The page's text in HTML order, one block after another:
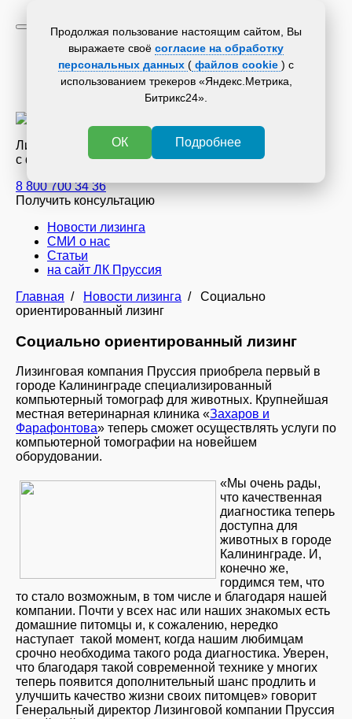
Новости лизинга
СМИ о нас
Статьи
на сайт ЛК Пруссия
Лизинговая компания
с филиалами по всей России
8 800 700 34 36
Получить консультацию
Новости лизинга
СМИ о нас
Статьи
на сайт ЛК Пруссия
Главная / Новости лизинга / Социально
ориентированный лизинг
Социально ориентированный лизинг
Лизинговая компания Пруссия приобрела первый в
городе Калининграде специализированный
компьютерный томограф для животных. Крупнейшая
местная ветеринарная клиника «Захаров и
Фарафонтова» теперь сможет осуществлять услуги по
компьютерной томографии на новейшем
оборудовании.
«Мы очень рады,
что качественная
диагностика теперь
доступна для
животных в городе
Калининграде. И,
конечно же,
гордимся тем, что
то стало возможным, в том числе и благодаря нашей
компании. Почти у всех нас или наших знакомых есть
домашние питомцы и, к сожалению, нередко
наступает такой момент, когда нашим любимцам
срочно необходима такого рода диагностика. Уверен,
что благодаря такой современной технике у многих
теперь появится дополнительный шанс продлить и
улучшить качество жизни своих питомцев» говорит
Генеральный директор Лизинговой компании Пруссия
Продолжая пользование настоящим сайтом, Вы
выражаете своё согласие на обработку
персональных данных ( файлов cookie ) с
использованием трекеров «Яндекс.Метрика,
Битрикс24».
ОК Подробнее